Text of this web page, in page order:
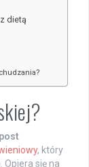
dietą
post
, który
się na